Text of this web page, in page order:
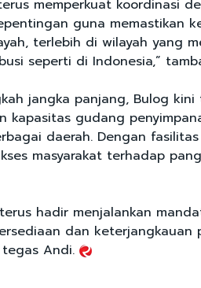
memperkuat koordinasi
guna memastikan
terlebih di wilayah yang
seperti di Indonesia,”
jangka panjang, Bulog
kapasitas gudang
daerah. Dengan
masyarakat terhadap
hadir menjalankan
dan keterjangkauan
tegas Andi.